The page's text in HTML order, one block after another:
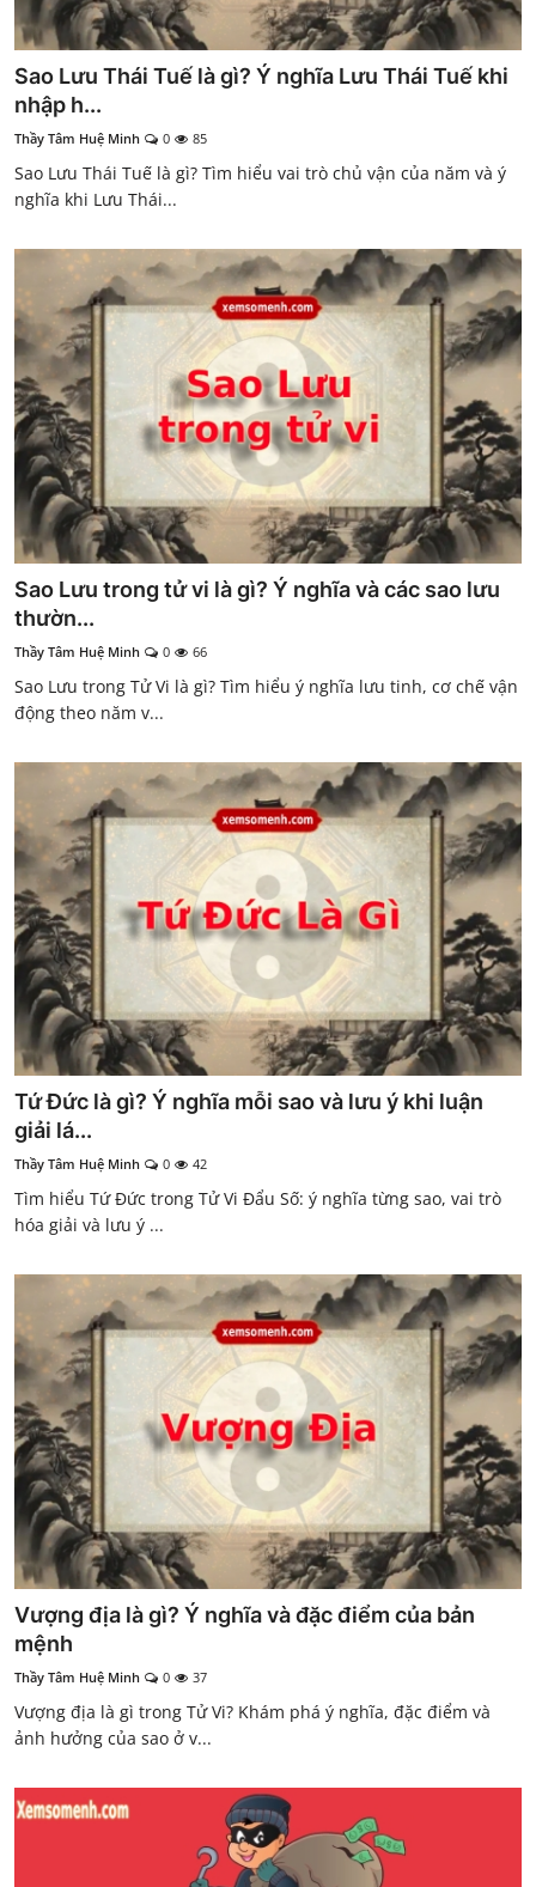
Sao Lưu Thái Tuế là gì? Ý nghĩa Lưu Thái Tuế khi
nhập h...
Thầy Tâm Huệ Minh 0 85
Sao Lưu Thái Tuế là gì? Tìm hiểu vai trò chủ vận của năm và ý
nghĩa khi Lưu Thái...
Sao Lưu trong tử vi là gì? Ý nghĩa và các sao lưu
thườn...
Thầy Tâm Huệ Minh 0 66
Sao Lưu trong Tử Vi là gì? Tìm hiểu ý nghĩa lưu tinh, cơ chế vận
động theo năm v...
Tứ Đức là gì? Ý nghĩa mỗi sao và lưu ý khi luận
giải lá...
Thầy Tâm Huệ Minh 0 42
Tìm hiểu Tứ Đức trong Tử Vi Đẩu Số: ý nghĩa từng sao, vai trò
hóa giải và lưu ý ...
Vượng địa là gì? Ý nghĩa và đặc điểm của bản
mệnh
Thầy Tâm Huệ Minh 0 37
Vượng địa là gì trong Tử Vi? Khám phá ý nghĩa, đặc điểm và
ảnh hưởng của sao ở v...